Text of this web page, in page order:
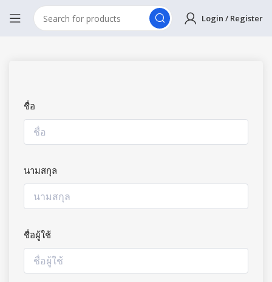
Login / Register
ชื่อ
นามสกุล
ชื่อผู้ใช้